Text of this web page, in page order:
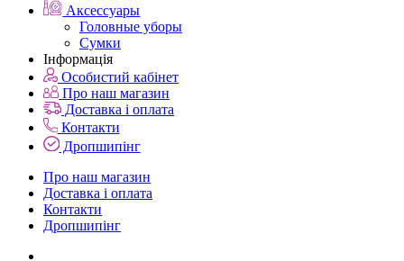
Аксессуары
Головные уборы
Сумки
Інформація
Особистий кабінет
Про наш магазин
Доставка і оплата
Контакти
Дропшипінг
Про наш магазин
Доставка і оплата
Контакти
Дропшипінг